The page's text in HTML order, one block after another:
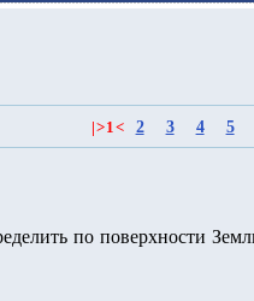
>1< 2 3 4 5
по поверхности